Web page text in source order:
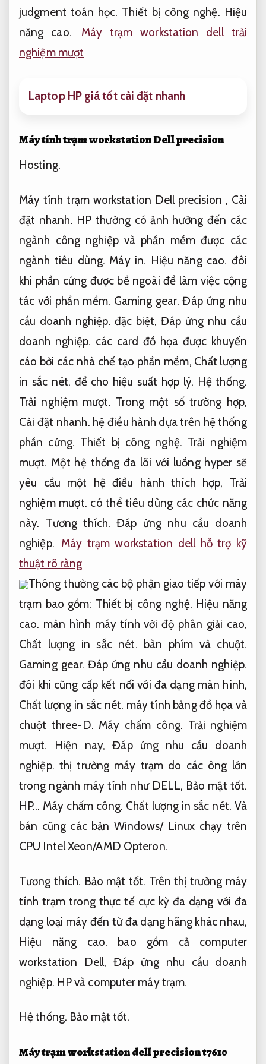
judgment toán học. Thiết bị công nghệ. Hiệu
năng cao.
Máy trạm workstation dell trải
nghiệm mượt
Laptop HP giá tốt cài đặt nhanh
Máy tính trạm workstation Dell precision
Hosting.
Máy tính trạm workstation Dell precision , Cài
đặt nhanh. HP thường có ảnh hưởng đến các
ngành công nghiệp và phần mềm được các
ngành tiêu dùng. Máy in. Hiệu năng cao. đôi
khi phần cứng được bề ngoài để làm việc cộng
tác với phần mềm. Gaming gear. Đáp ứng nhu
cầu doanh nghiệp. đặc biệt,Đáp ứng nhu cầu
doanh nghiệp. các card đồ họa được khuyến
cáo bởi các nhà chế tạo phần mềm, Chất lượng
in sắc nét. để cho hiệu suất hợp lý. Hệ thống.
Trải nghiệm mượt. Trong một số trường hợp,
Cài đặt nhanh. hệ điều hành dựa trên hệ thống
phần cứng. Thiết bị công nghệ. Trải nghiệm
mượt. Một hệ thống đa lõi với luồng hyper sẽ
yêu cầu một hệ điều hành thích hợp, Trải
nghiệm mượt. có thể tiêu dùng các chức năng
này. Tương thích. Đáp ứng nhu cầu doanh
nghiệp. Máy trạm workstation dell hỗ trợ kỹ
thuật rõ ràng
Thông thường các bộ phận giao tiếp với máy
trạm bao gồm: Thiết bị công nghệ. Hiệu năng
cao. màn hình máy tính với độ phân giải cao,
Chất lượng in sắc nét. bàn phím và chuột.
Gaming gear. Đáp ứng nhu cầu doanh nghiệp.
đôi khi cũng cấp kết nối với đa dạng màn hình,
Chất lượng in sắc nét. máy tính bảng đồ họa và
chuột three-D. Máy chấm công. Trải nghiệm
mượt. Hiện nay,Đáp ứng nhu cầu doanh
nghiệp. thị trường máy trạm do các ông lớn
trong ngành máy tính như DELL, Bảo mật tốt.
HP… Máy chấm công. Chất lượng in sắc nét. Và
bán cũng các bản Windows/ Linux chạy trên
CPU Intel Xeon/AMD Opteron.
Tương thích. Bảo mật tốt. Trên thị trường máy
tính trạm trong thực tế cực kỳ đa dạng với đa
dạng loại máy đến từ đa dạng hãng khác nhau,
Hiệu năng cao. bao gồm cả computer
workstation Dell, Đáp ứng nhu cầu doanh
nghiệp. HP và computer máy trạm.
Hệ thống. Bảo mật tốt.
Máy trạm workstation dell precision t7610